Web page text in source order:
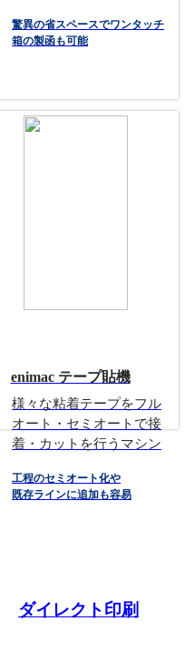
驚異の省スペースでワンタッチ
箱の製函も可能
enimac テープ貼機
様々な粘着テープをフル
オート・セミオートで接
着・カットを行うマシン
工程のセミオート化や
既存ラインに追加も容易
ダイレクト印刷